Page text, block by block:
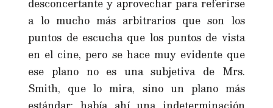
a lo mucho más arbitrarios que son los
puntos de escucha que los puntos de vista
en el cine, pero se hace muy evidente que
ese plano no es una subjetiva de Mrs.
Smith, que lo mira, sino un plano más